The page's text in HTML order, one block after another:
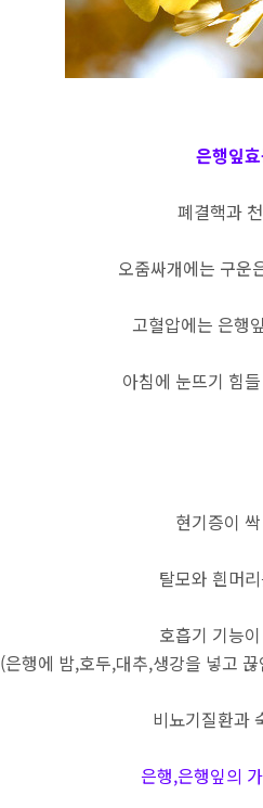
은행잎
폐결핵과
오줌싸개에는 구운
고혈압에는 은행
아침에 눈뜨기 힘
현기증이
탈모와 흰머
호흡기 기능
(은행에 밤,호두,대추,생강을 넣고
비뇨기질환과
은행,은행잎의